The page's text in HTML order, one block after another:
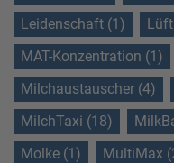
Leidenschaft (1)
MAT-Konzentration (1)
Milchaustauscher (4)
MilchTaxi (18)
Molke (1)
MultiMax